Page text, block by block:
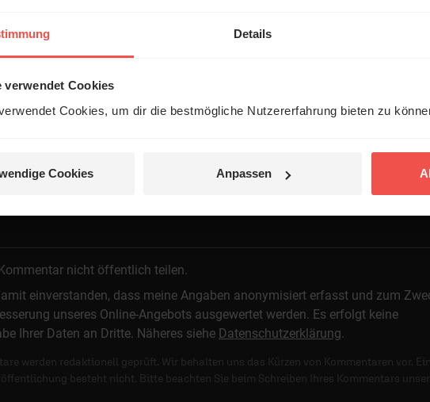
Details
verwendet Cookies
Cookies, um dir die bestmögliche Nutzererfahrung bieten zu
Cookies Anpassen
nicht öffentlich teilen.
einverstanden, dass meine Angaben anonymisiert erfasst und zum
unseres Online-Angebots ausgewertet werden. Es erfolgt keine
Ihrer Daten an Dritte. Näheres siehe Datenschutzerklärung.
werden redaktionell geprüft. Wir behalten uns das Kürzen von Kommentaren vor. Ein
besteht nicht. Bitte beachten Sie beim Schreiben Ihres Kommentars